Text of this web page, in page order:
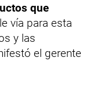
que
vía para esta
y las
el gerente